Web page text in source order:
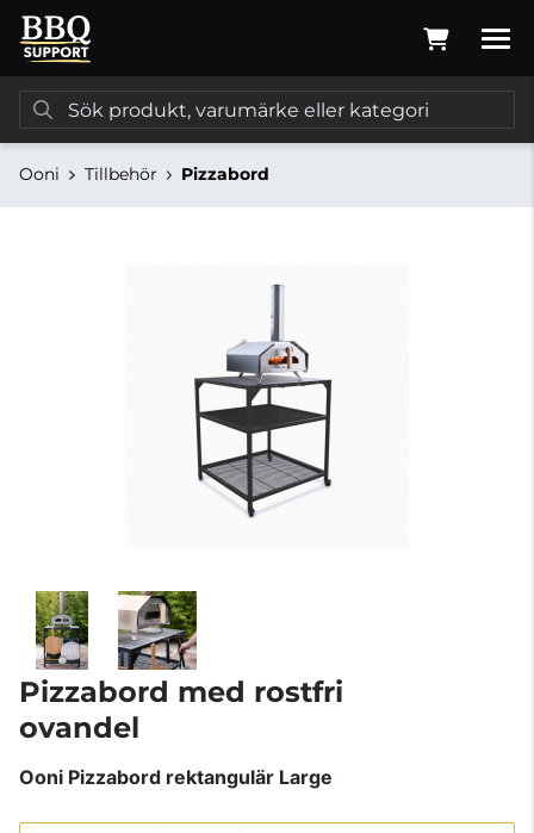
Ooni Tillbehör Pizzabord
Pizzabord med rostfri
ovandel
Ooni Pizzabord rektangulär Large